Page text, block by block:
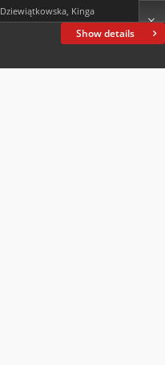
Show details
Dziewiątkowska, Kinga